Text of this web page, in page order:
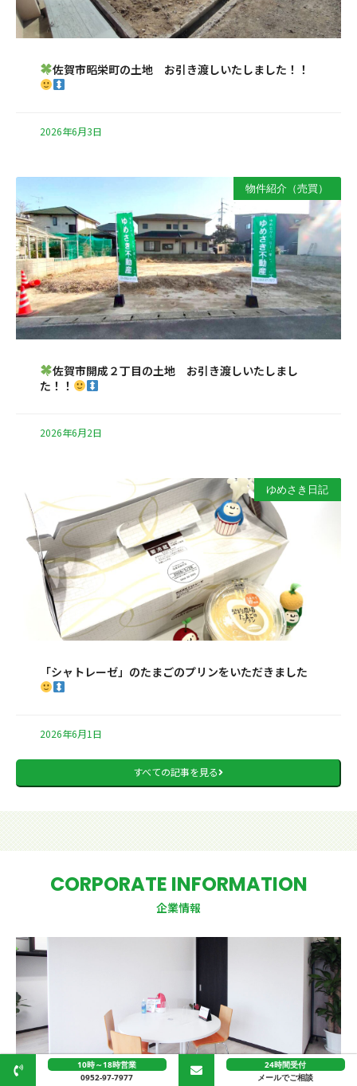
佐賀市昭栄町の土地 お引き渡しいたしました！！
2026年6月3日
物件紹介（売買）
佐賀市開成２丁目の土地 お引き渡しいたしまし
た！！
2026年6月2日
ゆめさき日記
「シャトレーゼ」のたまごのプリンをいただきました
2026年6月1日
すべての記事を見る
CORPORATE INFORMATION
企業情報
10時～18時営業
0952-97-7977
24時間受付
メールでご相談